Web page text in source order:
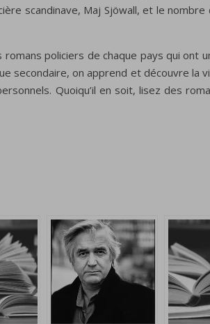
scandinave, Maj Sjöwall, et le
policiers de chaque pays qui ont
secondaire, on apprend et découvre la
Quoiqu’il en soit, lisez des